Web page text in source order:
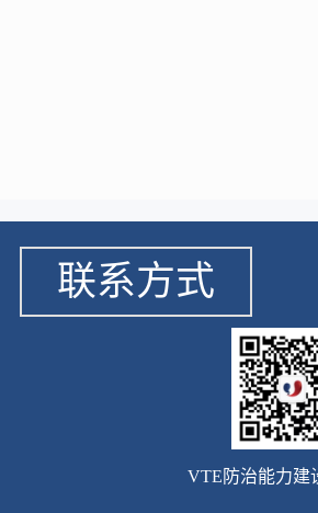
联系方式
VTE防治能力建